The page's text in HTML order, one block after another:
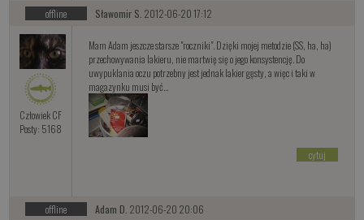
offline Sławomir S. 2012-06-20 17:12
Człowiek CF
Posty: 5168
Mam Adam jeszcze starsze "roczniki". Dzięki mojej metodzie (SS, ha, ha)
przechowywania lakieru, nie martwię się o jego konsystencję. Do
uwypuklania oczu potrzebny jest jednak lakier gęsty, a więc i taki w
magazynku musi być...
cytuj
offline Adam D. 2012-06-20 20:06